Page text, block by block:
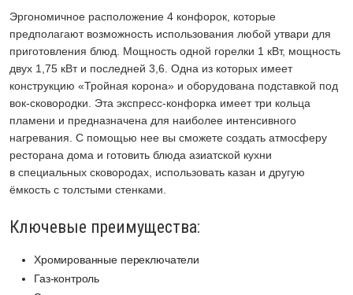
Эргономичное расположение 4 конфорок, которые
предполагают возможность использования любой утвари для
приготовления блюд. Мощность одной горелки 1 кВт, мощность
двух 1,75 кВт и последней 3,6. Одна из которых имеет
конструкцию «Тройная корона» и оборудована подставкой под
вок-сковородки. Эта экспресс-конфорка имеет три кольца
пламени и предназначена для наиболее интенсивного
нагревания. С помощью нее вы сможете создать атмосферу
ресторана дома и готовить блюда азиатской кухни
в специальных сковородах, использовать казан и другую
ёмкость с толстыми стенками.
Ключевые преимущества:
Хромированные переключатели
Газ-контроль